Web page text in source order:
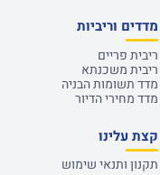
מדדים וריביות
ריבית פריים
ריבית משכנתא
מדד תשומות הבניה
מדד מחירי הדיור
קצת עלינו
תקנון ותנאי שימוש